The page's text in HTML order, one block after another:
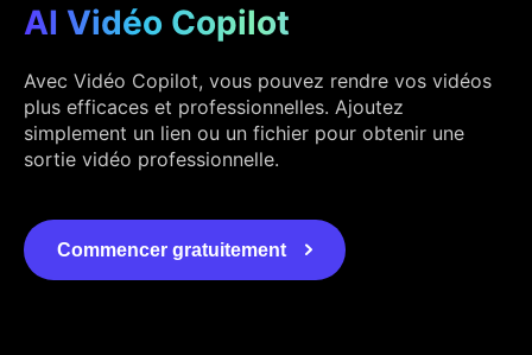
AI Vidéo Copilot
Avec Vidéo Copilot, vous pouvez rendre vos vidéos
plus efficaces et professionnelles. Ajoutez
simplement un lien ou un fichier pour obtenir une
sortie vidéo professionnelle.
Commencer gratuitement